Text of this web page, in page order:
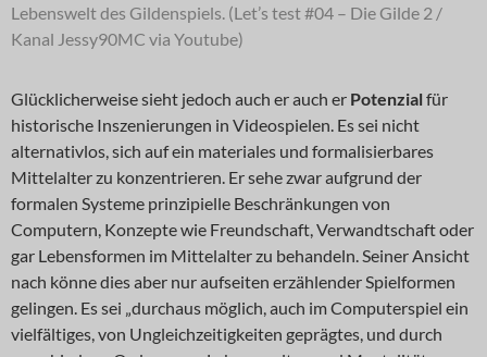
Lebenswelt des Gildenspiels. (Let’s test #04 – Die Gilde 2 /
Kanal Jessy90MC via Youtube)
Glücklicherweise sieht jedoch auch er auch er Potenzialfür
historische Inszenierungen in Videospielen. Es sei nicht
alternativlos, sich auf ein materiales und formalisierbares
Mittelalter zu konzentrieren. Er sehe zwar aufgrund der
formalen Systeme prinzipielle Beschränkungen von
Computern, Konzepte wie Freundschaft, Verwandtschaft oder
gar Lebensformen im Mittelalter zu behandeln. Seiner Ansicht
nach könne dies aber nur aufseiten erzählender Spielformen
gelingen. Es sei „durchaus möglich, auch im Computerspiel ein
vielfältiges, von Ungleichzeitigkeiten geprägtes, und durch